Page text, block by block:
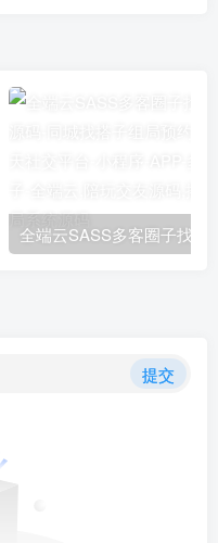
提交